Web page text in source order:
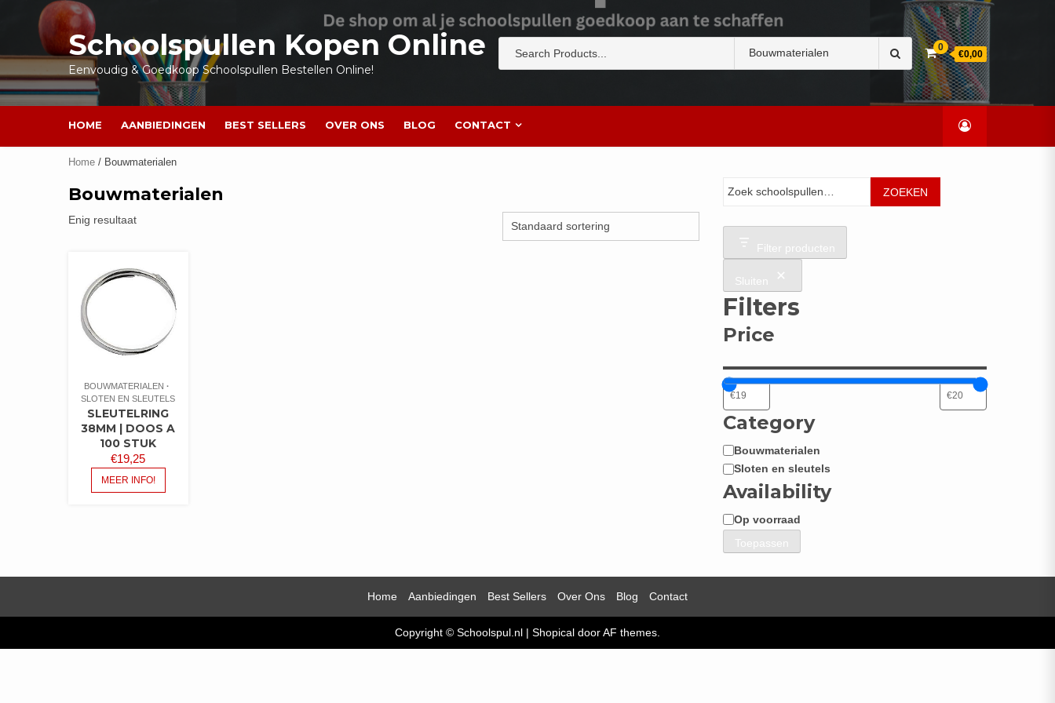
inhoud
Schoolspullen Kopen Online
Eenvoudig & Goedkoop Schoolspullen Bestellen Online!
naar:
0
€0,00
HOME AANBIEDINGEN BEST SELLERS OVER ONS BLOG CONTACT
Home / Bouwmaterialen
Bouwmaterialen
Enig resultaat
BOUWMATERIALEN
SLOTEN EN SLEUTELS
SLEUTELRING
38MM | DOOS A
100 STUK
€19,25
MEER INFO!
ZOEKEN
Filter producten
Sluiten
Filters
Price
Category
Categorie
Bouwmaterialen
Sloten en sleutels
Availability
Beschikbaarheid
Op voorraad
Toepassen
Home Aanbiedingen Best Sellers Over Ons Blog Contact
Copyright © Schoolspul.nl | Shopical door AF themes.